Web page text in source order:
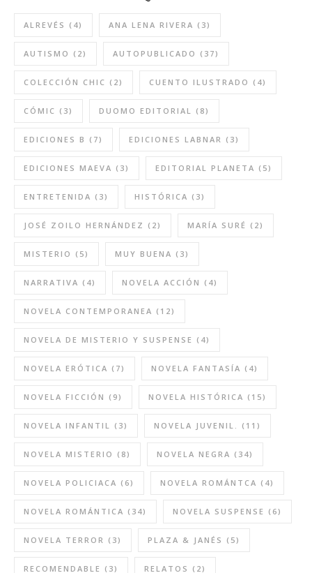
ALREVÉS (4) ANA LENA RIVERA (3)
AUTISMO (2) AUTOPUBLICADO (37)
COLECCIÓN CHIC (2) CUENTO ILUSTRADO (4)
CÓMIC (3) DUOMO EDITORIAL (8)
EDICIONES B (7) EDICIONES LABNAR (3)
EDICIONES MAEVA (3) EDITORIAL PLANETA (5)
ENTRETENIDA (3) HISTÓRICA (3)
JOSÉ ZOILO HERNÁNDEZ (2) MARÍA SURÉ (2)
MISTERIO (5) MUY BUENA (3)
NARRATIVA (4) NOVELA ACCIÓN (4)
NOVELA CONTEMPORANEA (12)
NOVELA DE MISTERIO Y SUSPENSE (4)
NOVELA ERÓTICA (7) NOVELA FANTASÍA (4)
NOVELA FICCIÓN (9) NOVELA HISTÓRICA (15)
NOVELA INFANTIL (3) NOVELA JUVENIL. (11)
NOVELA MISTERIO (8) NOVELA NEGRA (34)
NOVELA POLICIACA (6) NOVELA ROMÁNTCA (4)
NOVELA ROMÁNTICA (34) NOVELA SUSPENSE (6)
NOVELA TERROR (3) PLAZA & JANÉS (5)
RECOMENDABLE (3) RELATOS (2)